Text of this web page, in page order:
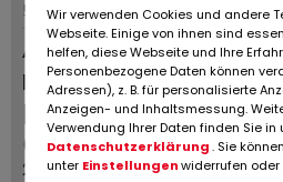
5928 LR Venlo
Annonce
permanente
EUR4.950,-net
(Prix ​​brut: EUR5.990incl.
21%e de TVA)
Wir verwenden Cookies und andere
Webseite. Einige von ihnen sind
helfen, diese Webseite und Ihre
Personenbezogene Daten können
Adressen), z. B. für personalisierte
Anzeigen- und Inhaltsmessung.
Verwendung Ihrer Daten finden Sie in
Datenschutzerklärung. Sie
unter Einstellungenwiderrufen